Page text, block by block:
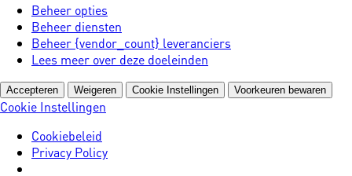
Beheer opties
Beheer diensten
Beheer {vendor_count} leveranciers
Lees meer over deze doeleinden
Accepteren Weigeren Cookie Instellingen Voorkeuren bewaren
Cookie Instellingen
Cookiebeleid
Privacy Policy